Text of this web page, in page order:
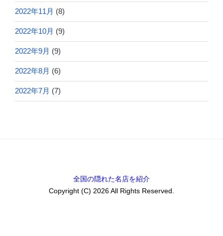
2022年11月 (8)
2022年10月 (9)
2022年9月 (9)
2022年8月 (6)
2022年7月 (7)
全国の隠れた名店を紹介
Copyright (C) 2026 All Rights Reserved.